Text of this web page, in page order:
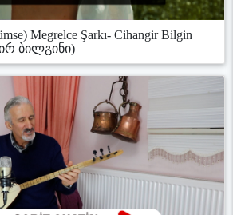
Megrelce Şarkı- Cihangir Bilgin
ბილგინი)